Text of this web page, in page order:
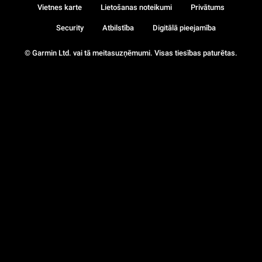
© Garmin Ltd. vai tā meitasuzņēmumi. Visas tiesības paturētas.
Vietnes karte Lietošanas noteikumi Privātums
Security Atbilstība Digitālā pieejamība